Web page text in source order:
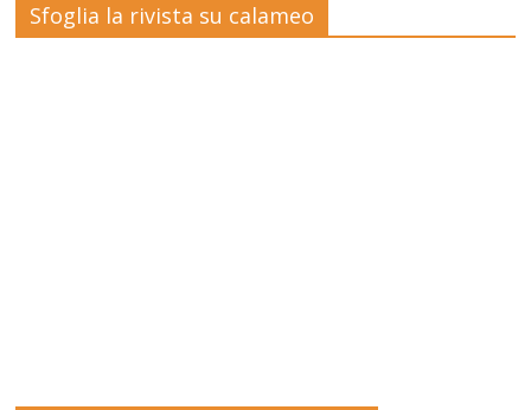
Sfoglia la rivista su calameo